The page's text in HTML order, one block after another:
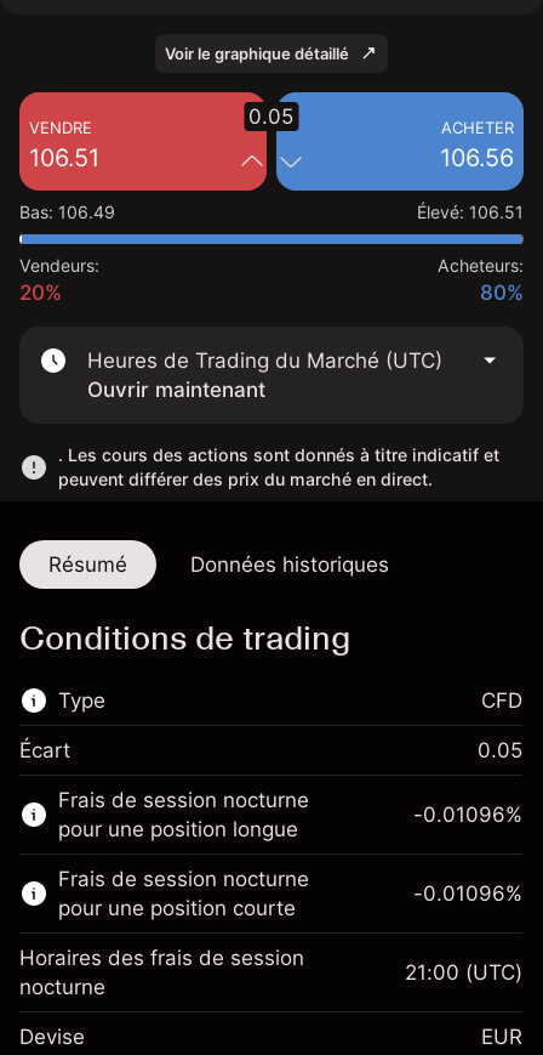
Voir le graphique détaillé
VENDRE
106.51
ACHETER
106.56
0.05
Bas: 106.49 Élevé: 106.51
Vendeurs:
20%
Acheteurs:
80%
Heures de Trading du Marché (UTC)
Ouvrir maintenant
. Les cours des actions sont donnés à titre indicatif et
peuvent différer des prix du marché en direct.
Résumé Données historiques
Conditions de trading
Type
Ce marché financier est disponible pour le
trading de CFD.
En savoir plus sur :
CFD
CFD
Écart 0.05
Frais de session nocturne
pour une position longue
Marge. Votre
-0.01096%
Frais de session nocturne
pour une position courte
-0.01096%
Horaires des frais de session
nocturne
21:00 (UTC)
Devise EUR